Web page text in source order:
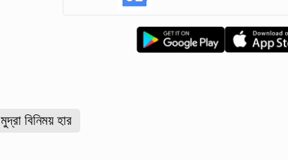
মুদ্রা বিনিময় হার